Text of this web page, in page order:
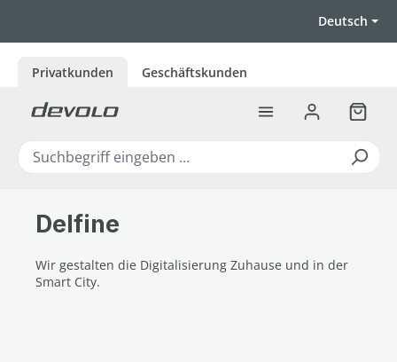
Deutsch
Privatkunden Geschäftskunden
Delfine
Wir gestalten die Digitalisierung Zuhause und in der
Smart City.